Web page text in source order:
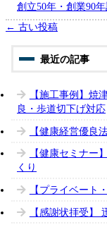
創立50年・創業90
← 古い投稿
【施工事例】
良・歩道切下げ対応
【健康経営優良
【健康セミナー
くり
【プライベート
【感謝状拝受】